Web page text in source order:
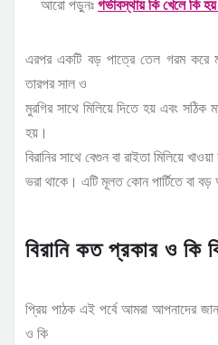
আরো পড়ুনঃগর্ভাবস্থায় কি খেলে কি
এরপর একটি বড় পাত্রে তেল গরম করে
তারপর সাল ও
মুরগির সাথে মিলিয়ে দিতে হয় এবং সঠিক
হয়।
বিরানির সাথে বেগুন বা রাইতা মিলিয়ে
ভরা থাকে। এটি মূলত কোন পার্টিতে বা বড়
বিরানি কত প্রকার ও কি
প্রিয় পাঠক এই পর্বে আমরা আপনাদের
ও কি